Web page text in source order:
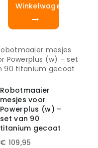
Winkelwagen
Robotmaaier
mesjes voor
Powerplus (w) –
set van 90
titanium gecoat
€ 109,95